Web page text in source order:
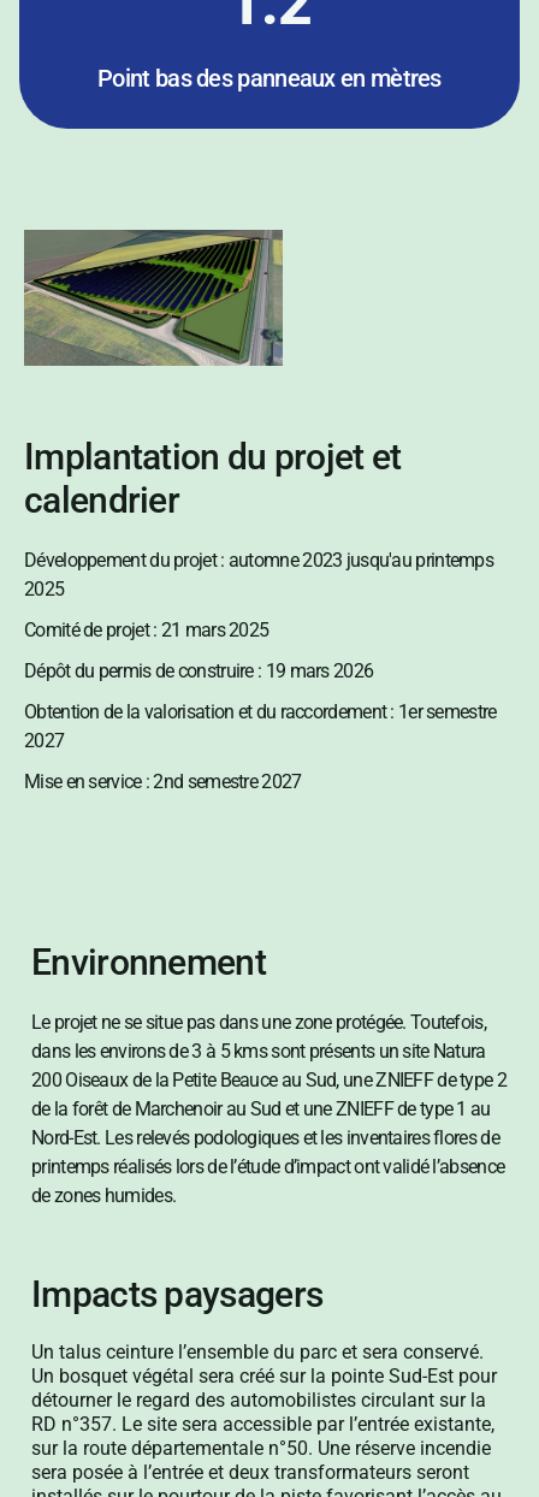
Point bas des panneaux en mètres
Implantation du projet et
calendrier
Développement du projet : automne 2023 jusqu'au printemps
2025
Comité de projet : 21 mars 2025
Dépôt du permis de construire : 19 mars 2026
Obtention de la valorisation et du raccordement : 1er semestre
2027
Mise en service : 2nd semestre 2027
Environnement
Le projet ne se situe pas dans une zone protégée. Toutefois,
dans les environs de 3 à 5 kms sont présents un site Natura
200 Oiseaux de la Petite Beauce au Sud, une ZNIEFF de type 2
de la forêt de Marchenoir au Sud et une ZNIEFF de type 1 au
Nord-Est. Les relevés podologiques et les inventaires flores de
printemps réalisés lors de l’étude d’impact ont validé l’absence
de zones humides.
Impacts paysagers
Un talus ceinture l’ensemble du parc et sera conservé.
Un bosquet végétal sera créé sur la pointe Sud-Est pour
détourner le regard des automobilistes circulant sur la
RD n°357. Le site sera accessible par l’entrée existante,
sur la route départementale n°50. Une réserve incendie
sera posée à l’entrée et deux transformateurs seront